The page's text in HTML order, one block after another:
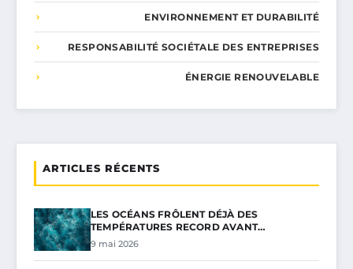
ENVIRONNEMENT ET DURABILITÉ
RESPONSABILITÉ SOCIÉTALE DES ENTREPRISES
ÉNERGIE RENOUVELABLE
ARTICLES RÉCENTS
LES OCÉANS FRÔLENT DÉJÀ DES
TEMPÉRATURES RECORD AVANT…
9 mai 2026